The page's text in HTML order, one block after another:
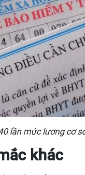
lần mức lương cơ
khác